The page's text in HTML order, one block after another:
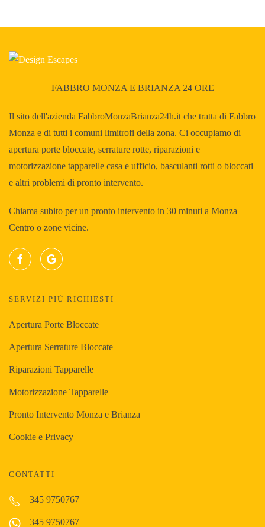
FABBRO MONZA E BRIANZA 24 ORE
Il sito dell'azienda FabbroMonzaBrianza24h.it che tratta di Fabbro
Monza e di tutti i comuni limitrofi della zona. Ci occupiamo di
apertura porte bloccate, serrature rotte, riparazioni e
motorizzazione tapparelle casa e ufficio, basculanti rotti o bloccati
e altri problemi di pronto intervento.
Chiama subito per un pronto intervento in 30 minuti a Monza
Centro o zone vicine.
SERVIZI PIÙ RICHIESTI
Apertura Porte Bloccate
Apertura Serrature Bloccate
Riparazioni Tapparelle
Motorizzazione Tapparelle
Pronto Intervento Monza e Brianza
Cookie e Privacy
CONTATTI
345 9750767
345 9750767